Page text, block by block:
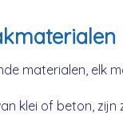
materialen, elk
klei of beton,